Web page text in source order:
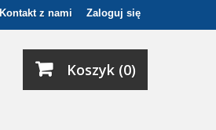
Zaloguj się
Kontakt z nami
Koszyk (0)